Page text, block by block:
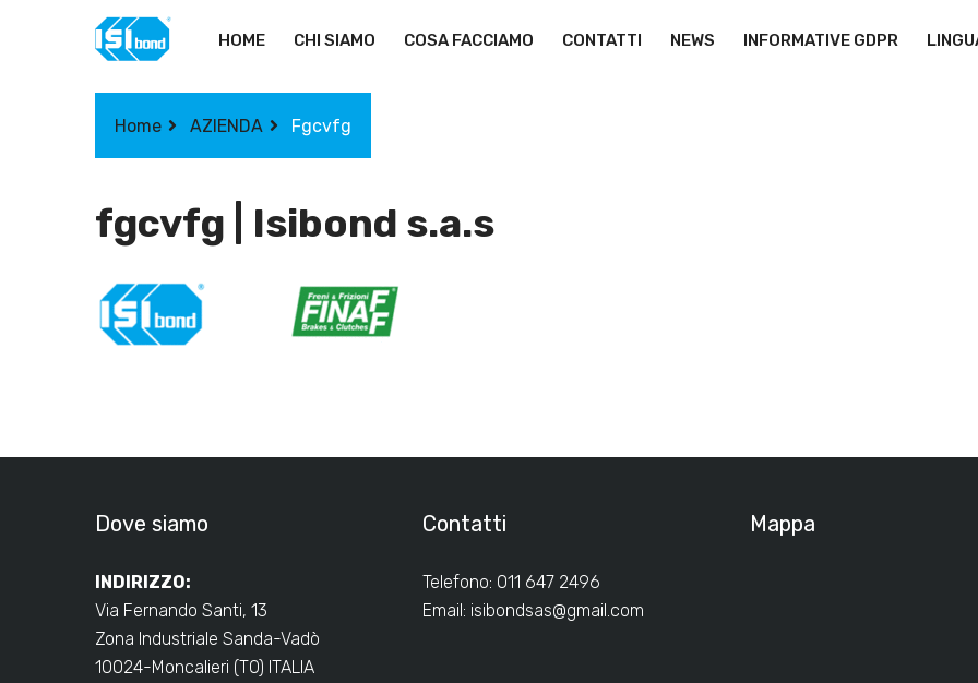
HOME CHI SIAMO COSA FACCIAMO CONTATTI NEWS INFORMATIVE GDPR
Home AZIENDA Fgcvfg
fgcvfg | Isibond s.a.s
Dove siamo
INDIRIZZO:
Via Fernando Santi, 13
Zona Industriale Sanda-Vadò
10024-Moncalieri (TO) ITALIA
Contatti
Telefono: 011 647 2496
Email: isibondsas@gmail.com
Mappa